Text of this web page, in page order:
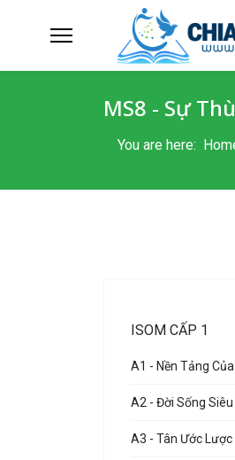
MS8 - Sự
You are here:
ISOM CẤP 1
A1 - Nền Tảng
A2 - Đời Sống Siêu
A3 - Tân Ước Lược